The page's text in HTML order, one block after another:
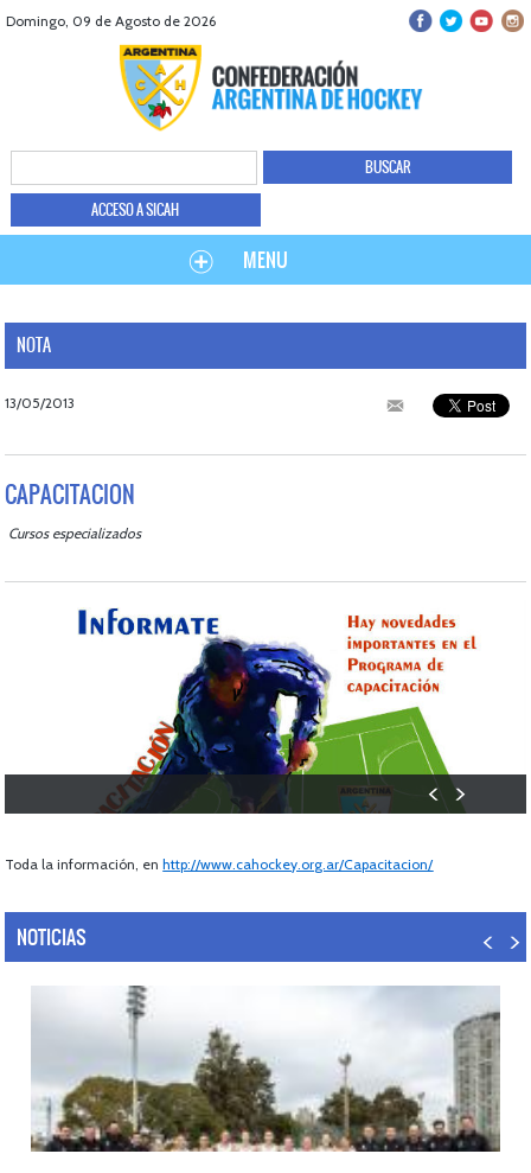
Domingo, 09 de Agosto de 2026
ACCESO A SICAH
MENU
NOTA
13/05/2013
CAPACITACION
Cursos especializados
Toda la información, enhttp://www.cahockey.org.ar/Capacitacion/
NOTICIAS